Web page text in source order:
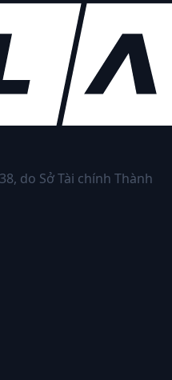
do Sở Tài chính Thành